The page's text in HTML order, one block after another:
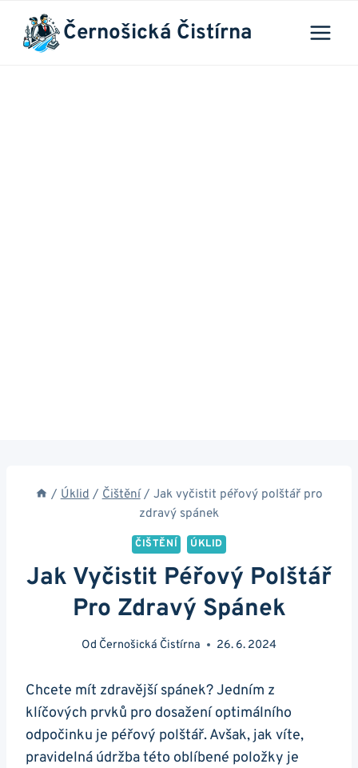
Přeskočit
obsah
Černošická Čistírna
/ Úklid / Čištění / Jak vyčistit péřový polštář pro
zdravý spánek
ČIŠTĚNÍ ÚKLID
Jak Vyčistit Péřový Polštář
Pro Zdravý Spánek
Od Černošická Čistírna 26. 6. 2024
Chcete‍ mít⁢ zdravější spánek? ⁤Jedním​ z
klíčových⁤ prvků⁢ pro dosažení optimálního
odpočinku je péřový polštář. Avšak, jak víte,
pravidelná‍ údržba této oblíbené​ položky je‌